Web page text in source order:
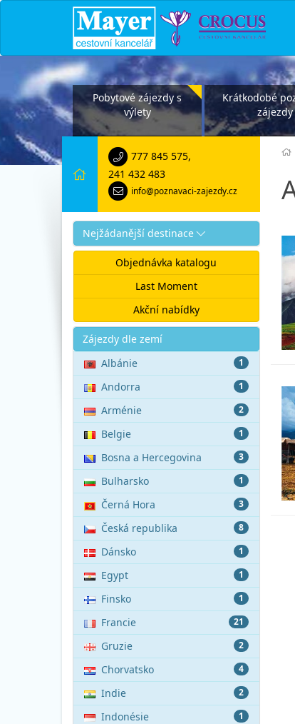
Pobytové zájezdy s
výlety
Krátkodobé
zájezdy
777 845 575,
241 432 483
info@poznavaci-zajezdy.cz
Nejžádanější destinace
Objednávka katalogu
Last Moment
Akční nabídky
Akce
Zájezdy dle zemí
1
Albánie
1
Andorra
2
Arménie
1
Belgie
3
Bosna a Hercegovina
1
Bulharsko
3
Černá Hora
8
Česká republika
1
Dánsko
1
Egypt
1
Finsko
21
Francie
2
Gruzie
4
Chorvatsko
2
Indie
1
Indonésie